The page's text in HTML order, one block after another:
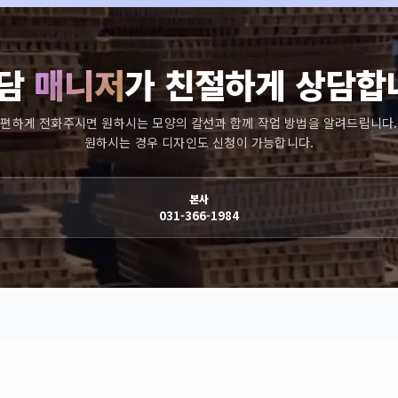
매니저가 친절하게 상담합
편하게 전화주시면 원하시는 모양의 칼선과 함께 작업 방법을 알려드립니다.
원하시는 경우 디자인도 신청이 가능합니다.
본사
031-366-1984